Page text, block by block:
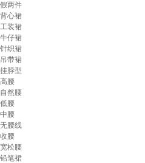
假两件
背心裙
工装裙
牛仔裙
针织裙
吊带裙
挂脖型
高腰
自然腰
低腰
中腰
无腰线
收腰
宽松腰
铅笔裙